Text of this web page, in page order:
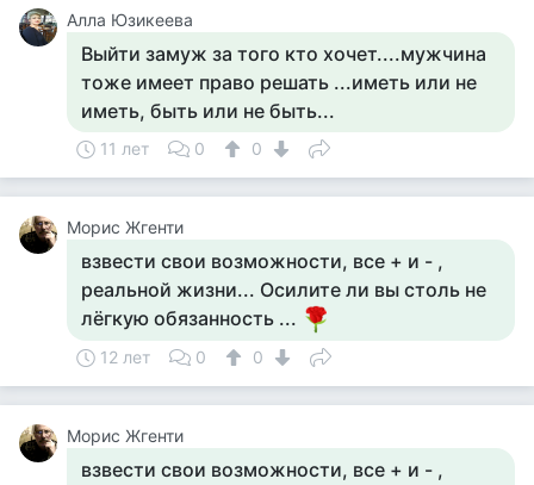
Алла Юзикеева
Выйти замуж за того кто хочет....мужчина
тоже имеет право решать ...иметь или не
иметь, быть или не быть...
11 лет 0 0
Морис Жгенти
взвести свои возможности, все + и - ,
реальной жизни... Осилите ли вы столь не
лёгкую обязанность ...
12 лет 0 0
Морис Жгенти
взвести свои возможности, все + и - ,